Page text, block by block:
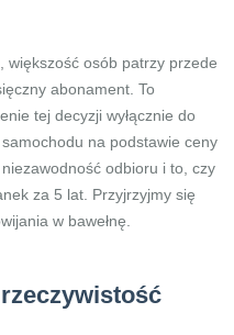
większość osób patrzy przede
abonament. To
tej decyzji wyłącznie do
na podstawie ceny
odbioru i to, czy
za 5 lat. Przyjrzyjmy się
w bawełnę.